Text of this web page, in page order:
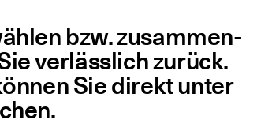
bzw. zusam­men­
ver­läss­lich zurück.
Sie direkt unter